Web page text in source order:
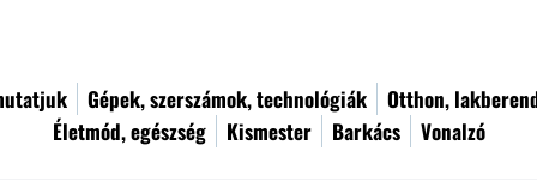
Gépek, szerszámok, technológiák
Otthon,
Életmód, egészség
Kismester Barkács Vonalzó